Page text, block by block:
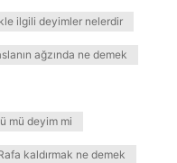
ilgili deyimler nelerdir
ağzında ne demek
mü deyim mi
kaldırmak ne demek